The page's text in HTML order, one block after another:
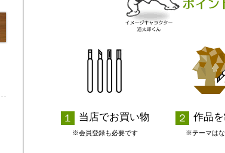
当店でお買い物
※会員登録も必要です
作品
※テーマは